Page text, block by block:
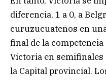
diferencia, 1 a 0, a
curuzucuateños en
final de la
Victoria en semifinales
la Capital provincial.